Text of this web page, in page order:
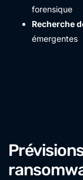
forensique
Recherche
émergentes